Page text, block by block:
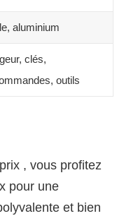
aluminium
clés,
outils
, vous profitez
pour une
et bien